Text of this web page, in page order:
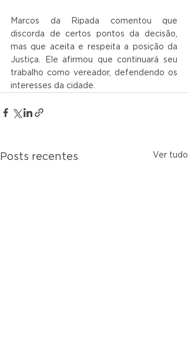
Marcos da Ripada comentou que
discorda de certos pontos da decisão,
mas que aceita e respeita a posição da
Justiça. Ele afirmou que continuará seu
trabalho como vereador, defendendo os
interesses da cidade.
Posts recentes Ver tudo